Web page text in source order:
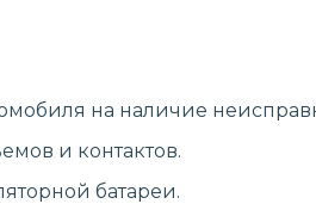
на наличие
и контактов.
батареи.